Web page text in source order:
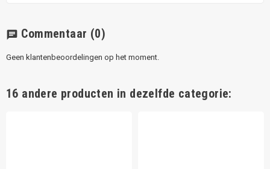
chat Commentaar (0)
Geen klantenbeoordelingen op het moment.
16 andere producten in dezelfde categorie: